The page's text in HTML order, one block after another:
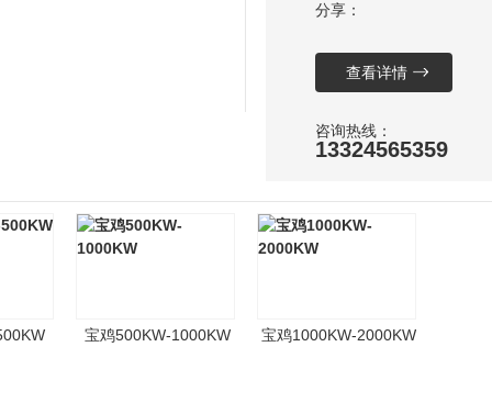
分享：
查看详情
咨询热线：
13324565359
宝鸡500KW-1000KW 宝鸡1000KW-2000KW